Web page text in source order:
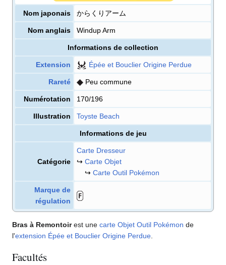
Nom japonais からくりアーム
Nom anglais Windup Arm
Informations de collection
Extension Épée et Bouclier Origine Perdue
Rareté Peu commune
Numérotation 170/196
Illustration Toyste Beach
Informations de jeu
Catégorie
Carte Dresseur
↪ Carte Objet
↪ Carte Outil Pokémon
Marque de
régulation
Bras à Remontoirest une carte Objet Outil Pokémon de
l'extension Épée et Bouclier Origine Perdue
Facultés